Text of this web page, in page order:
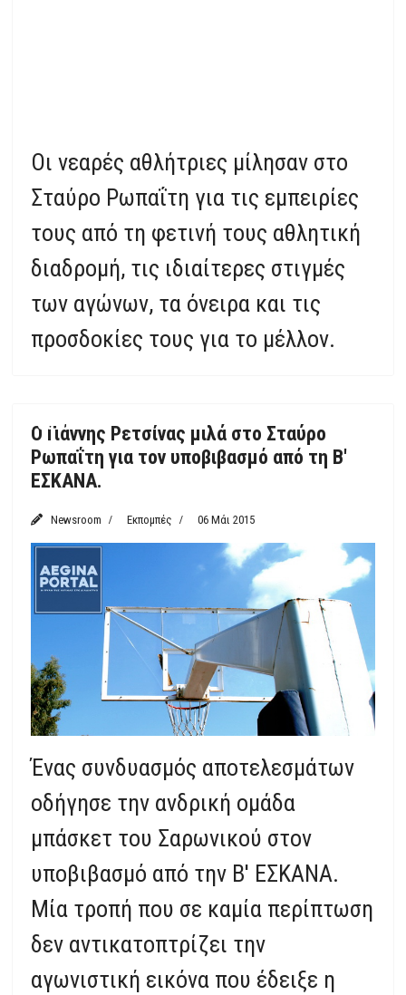
Οι νεαρές αθλήτριες μίλησαν στο
Σταύρο Ρωπαΐτη για τις εμπειρίες
τους από τη φετινή τους αθλητική
διαδρομή, τις ιδιαίτερες στιγμές
των αγώνων, τα όνειρα και τις
προσδοκίες τους για το μέλλον.
Featured
Ο Γιάννης Ρετσίνας μιλά στο Σταύρο
Ρωπαΐτη για τον υποβιβασμό από τη Β'
ΕΣΚΑΝΑ.
Newsroom Εκπομπές 06 Μάι 2015
Ένας συνδυασμός αποτελεσμάτων
οδήγησε την ανδρική ομάδα
μπάσκετ του Σαρωνικού στον
υποβιβασμό από την Β' ΕΣΚΑΝΑ.
Μία τροπή που σε καμία περίπτωση
δεν αντικατοπτρίζει την
αγωνιστική εικόνα που έδειξε η